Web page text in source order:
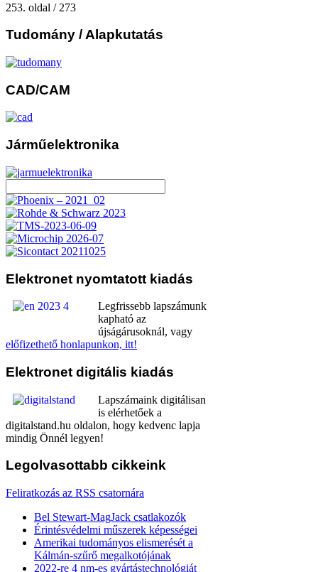
253. oldal / 273
Tudomány / Alapkutatás
CAD/CAM
Járműelektronika
Elektronet nyomtatott kiadás
Legfrissebb lapszámunk
kapható az
újságárusoknál, vagy
előfizethető honlapunkon, itt!
Elektronet digitális kiadás
Lapszámaink digitálisan
is elérhetőek a
digitalstand.hu oldalon, hogy kedvenc lapja
mindig Önnél legyen!
Legolvasottabb cikkeink
Feliratkozás az RSS csatornára
Bel Stewart-MagJack csatlakozók
Érintésvédelmi műszerek képességei
Amerikai tudományos elismerését a
Kálmán-szűrő megalkotójának
2022-re 4 nm-es gyártástechnológiát